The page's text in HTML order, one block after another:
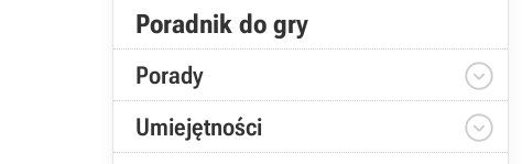
Poradnik do gry
Porady 
Umiejętności 